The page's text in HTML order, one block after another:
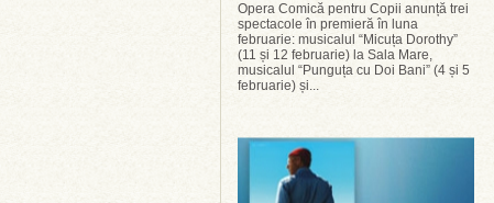
Opera Comică pentru Copii anunță trei
spectacole în premieră în luna
februarie: musicalul “Micuța Dorothy”
(11 și 12 februarie) la Sala Mare,
musicalul “Punguța cu Doi Bani” (4 și 5
februarie) și...